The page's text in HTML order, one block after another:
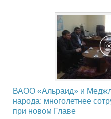
ВАОО «Альраид» и
народа: многолетнее
при новом Главе